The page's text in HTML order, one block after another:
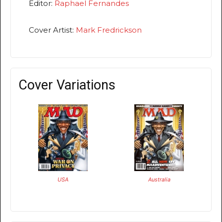
Editor: Raphael Fernandes
Cover Artist: Mark Fredrickson
Cover Variations
USA Australia